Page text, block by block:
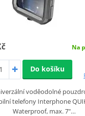
Na
Do košíku
voděodolné
telefony Interphone
Waterproof, max. 7"…